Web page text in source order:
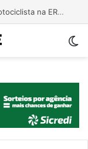
Bebê de um mês se engasga e é socorrido por bombeiros em Teutônia